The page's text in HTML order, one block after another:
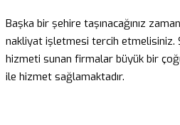
Başka bir şehire taşınacağınız
nakliyat işletmesi tercih etmelisiniz.
hizmeti sunan firmalar büyük bir
ile hizmet sağlamaktadır.